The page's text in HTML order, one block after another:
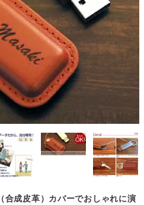
合成皮革）カバーでおしゃれに演